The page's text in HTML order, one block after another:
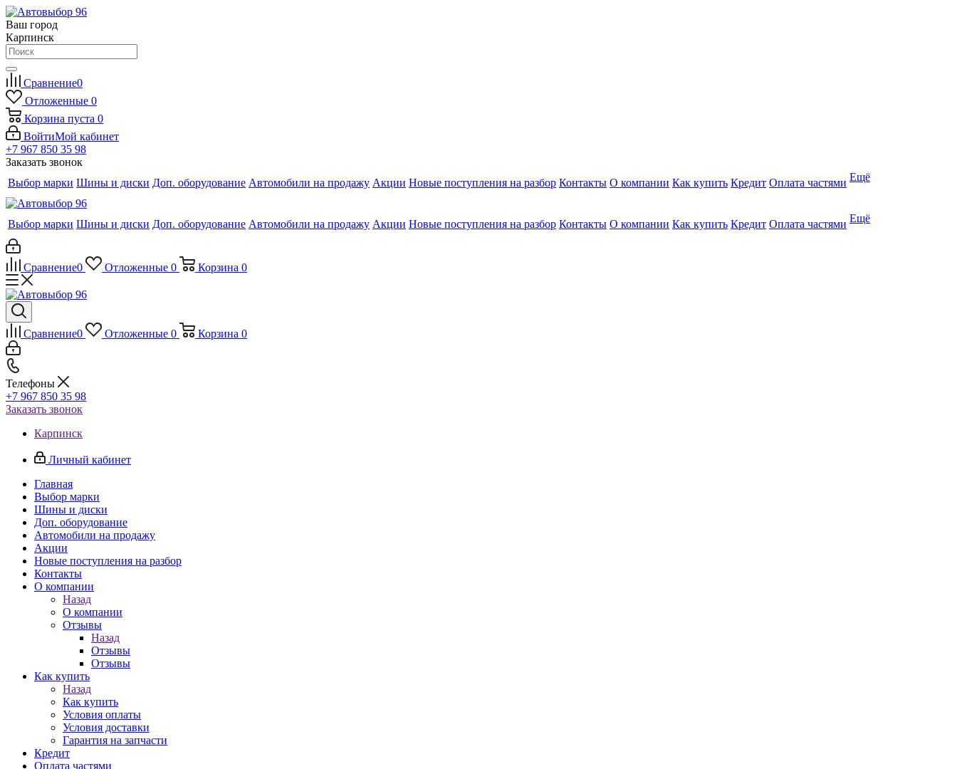
Ваш город
Карпинск
Сравнение0
Отложенные 0
Корзина пуста 0
ВойтиМой кабинет
+7 967 850 35 98
Заказать звонок
Выбор марки Шины и диски Доп. оборудование Автомобили на продажу Акции Новые поступления на разбор Контакты О компании Как купить Кредит Оплата частями Ещё
Выбор марки Шины и диски Доп. оборудование Автомобили на продажу Акции Новые поступления на разбор Контакты О компании Как купить Кредит Оплата частями Ещё
Сравнение0 Отложенные 0 Корзина 0
Сравнение0 Отложенные 0 Корзина 0
Телефоны
+7 967 850 35 98
Заказать звонок
Карпинск
Личный кабинет
Главная
Выбор марки
Шины и диски
Доп. оборудование
Автомобили на продажу
Акции
Новые поступления на разбор
Контакты
О компании
Назад
О компании
Отзывы
Назад
Отзывы
Отзывы
Как купить
Назад
Как купить
Условия оплаты
Условия доставки
Гарантия на запчасти
Кредит
Оплата частями